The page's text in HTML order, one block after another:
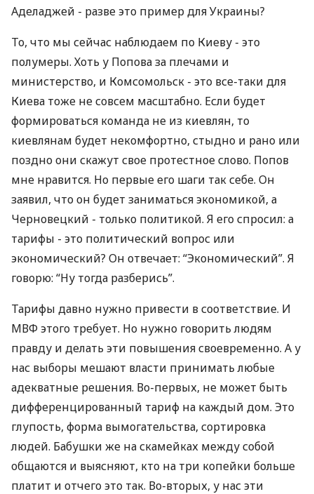
Аделаджей - разве это пример для Украины?
То, что мы сейчас наблюдаем по Киеву - это
полумеры. Хоть у Попова за плечами и
министерство, и Комсомольск - это все-таки для
Киева тоже не совсем масштабно. Если будет
формироваться команда не из киевлян, то
киевлянам будет некомфортно, стыдно и рано или
поздно они скажут свое протестное слово. Попов
мне нравится. Но первые его шаги так себе. Он
заявил, что он будет заниматься экономикой, а
Черновецкий - только политикой. Я его спросил: а
тарифы - это политический вопрос или
экономический? Он отвечает: “Экономический”. Я
говорю: “Ну тогда разберись”.
Тарифы давно нужно привести в соответствие. И
МВФ этого требует. Но нужно говорить людям
правду и делать эти повышения своевременно. А у
нас выборы мешают власти принимать любые
адекватные решения. Во-первых, не может быть
дифференцированный тариф на каждый дом. Это
глупость, форма вымогательства, сортировка
людей. Бабушки же на скамейках между собой
общаются и выясняют, кто на три копейки больше
платит и отчего это так. Во-вторых, у нас эти